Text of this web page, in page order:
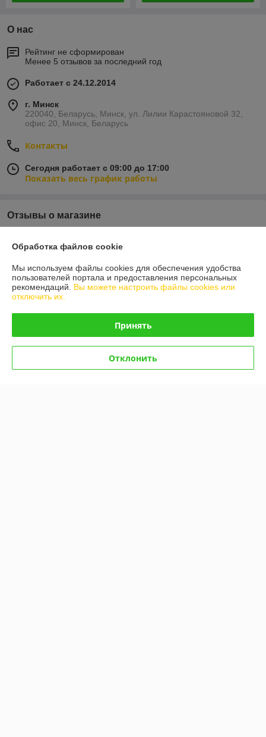
О нас
Рейтинг не сформирован
Менее 5 отзывов за последний год
Работает с 24.12.2014
г. Минск
220040, Беларусь, Минск, ул. Лилии Карастояновой 32,
офис 20, Минск, Беларусь
Контакты
Сегодня работает с 09:00 до 17:00
Показать весь график работы
Отзывы о магазине
06.05.2020
Отлично
оперативно сработали !!!Спасибо техника не стояла и дня)
27.02.2020
Руслан
Отлично
Обработка файлов cookie
Мы используем файлы cookies для обеспечения удобства
пользователей портала и предоставления персональных
рекомендаций. Вы можете настроить файлы cookies или
отключить их.
Принять
Отклонить